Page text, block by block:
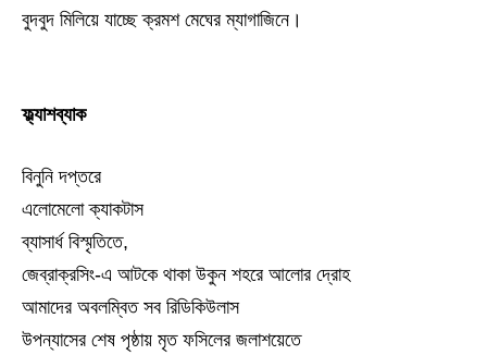
বুদবুদ মিলিয়ে যাচ্ছে ক্রমশ মেঘের ম্যাগাজিনে।
ফ্ল্যাশব্যাক
বিনুনি দপ্তরে
এলোমেলো ক্যাকটাস
ব্যাসার্ধ বিস্মৃতিতে,
জেব্রাক্রসিং-এ আটকে থাকা উকুন শহরে আলোর দ্রোহ
আমাদের অবলম্বিত সব রিডিকিউলাস
উপন্যাসের শেষ পৃষ্ঠায় মৃত ফসিলের জলাশয়েতে